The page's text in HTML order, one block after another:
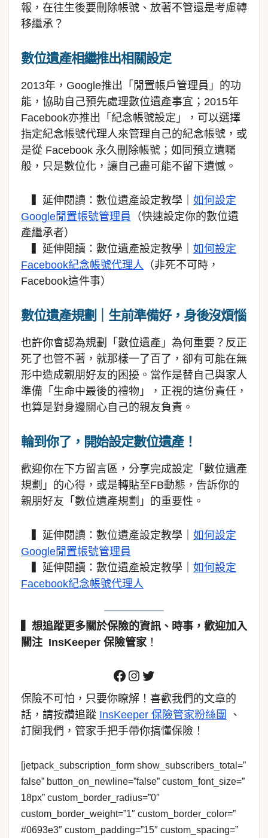
報，在往生後要刪除帳號、放著不管還是考慮轉
移繼承？
數位遺產相繼推出相關設定
2013年，Google推出「閒置帳戶管理員」的功
能，協助自己預先處理數位遺產事宜；2015年
Facebook亦推出「紀念帳號設定」，可以選擇
指定紀念帳號代理人來管理自己的紀念帳號，或
是從 Facebook 永久刪除帳號；如同預立遺囑
般，只是數位化，讓自己盡可能不留下遺憾。
▍延伸閱讀：數位遺產設定教學｜ 如何設定
Google閒置帳號管理員 （快速設定你的數位遺
產繼承者）
▍延伸閱讀：數位遺產設定教學｜ 如何設定
Facebook紀念帳號代理人 （非死不可時，
Facebook這件事）
數位遺產規劃｜生前準備好，身後沒煩惱
也許你會認為規劃「數位遺產」為何重要？反正
死了也管不著，就那樣一了百了，卻有可能在無
形中造成親朋好友的困擾。當作是替自己與家人
準備「生命中最後的禮物」，正視的這份責任，
也算是對身邊關心自己的親友負責。
輪到你了，開始設定數位遺產！
歡迎你在下方留言區，分享完成設定「數位遺產
規劃」的心得，或是轉貼至FB動態，告訴你的
親朋好友「數位遺產規劃」的重要性。
▍延伸閱讀：數位遺產設定教學｜ 如何設定
Google閒置帳號管理員
▍延伸閱讀：數位遺產設定教學｜ 如何設定
Facebook紀念帳號代理人
想追蹤更多關於保險的資訊、時事，歡迎加入
關注 InsKeeper 保險管家！
保險不可怕，只要你瞭解！喜歡我們的文章的
話，請按讚追蹤 InsKeeper 保險管家粉絲團
、
訂閱我們，管家手把手帶你搞懂保險！
[jetpack_subscription_form show_subscribers_total=”
false” button_on_newline=”false” custom_font_size=”
18px” custom_border_radius=”0″
custom_border_weight=”1″ custom_border_color=”
#0693e3″ custom_padding=”15″ custom_spacing=”